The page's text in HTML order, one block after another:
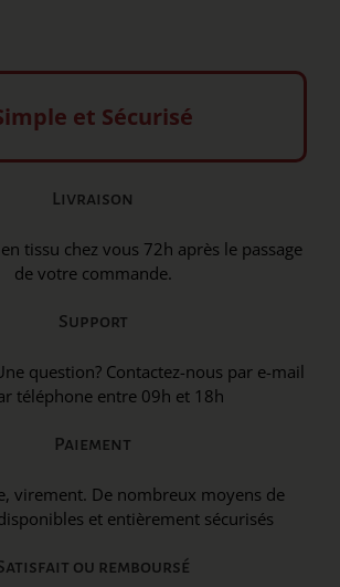
et Sécurisé
Livraison
tissu chez vous 72h après le passage
de votre commande.
Support
question? Contactez-nous par e-mail
téléphone entre 09h et 18h
Paiement
virement. De nombreux moyens de
et entièrement sécurisés
ou remboursé